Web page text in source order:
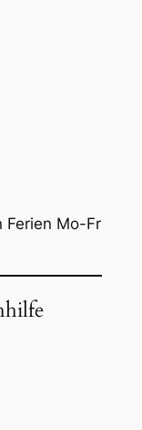
Ferien Mo-Fr